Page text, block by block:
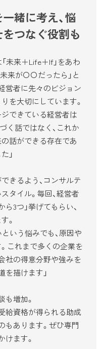
緒に考え、悩
つなぐ役割も
未来＋Life＋If」をあわ
来が〇〇だったら」と
営者に先々のビジョン
を大切にしています。
できている経営者は
く話ではなく、これか
話ができる存在であ
」
きるよう、コンサルテ
タイル。毎回、経営者
3つ」挙げてもらい、
。
いう悩みでも、原因や
これまで多くの企業を
社の得意分野や強みを
を描けます」
も増加。
給資格が得られる助成
もあります。ぜひ専門
けます。